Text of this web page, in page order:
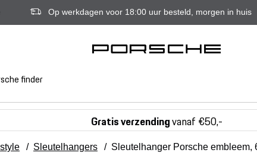
Op werkdagen voor 18:00 uur besteld, morgen in huis
finder
Gratis verzendingvanaf €50,-
/ Sleutelhangers / Sleutelhanger Porsche